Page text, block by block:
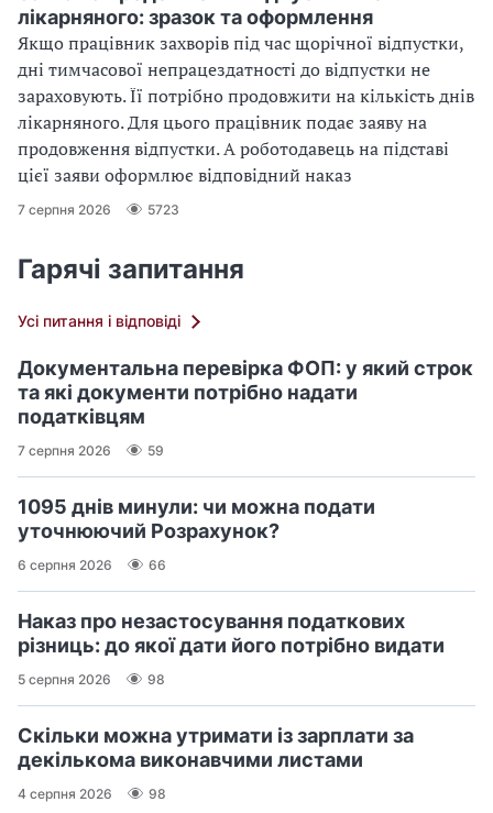
лікарняного: зразок та оформлення
Якщо працівник захворів під час щорічної відпустки,
дні тимчасової непрацездатності до відпустки не
зараховують. Її потрібно продовжити на кількість днів
лікарняного. Для цього працівник подає заяву на
продовження відпустки. А роботодавець на підставі
цієї заяви оформлює відповідний наказ
7 серпня 2026 5723
Гарячі запитання
Усі питання і відповіді
Документальна перевірка ФОП: у який строк
та які документи потрібно надати
податківцям
7 серпня 2026 59
1095 днів минули: чи можна подати
уточнюючий Розрахунок?
6 серпня 2026 66
Наказ про незастосування податкових
різниць: до якої дати його потрібно видати
5 серпня 2026 98
Скільки можна утримати із зарплати за
декількома виконавчими листами
4 серпня 2026 98